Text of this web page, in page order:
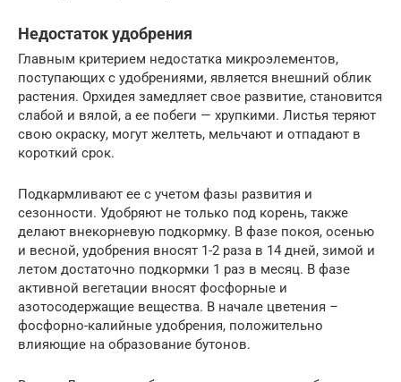
Недостаток удобрения
Главным критерием недостатка микроэлементов,
поступающих с удобрениями, является внешний облик
растения. Орхидея замедляет свое развитие, становится
слабой и вялой, а ее побеги — хрупкими. Листья теряют
свою окраску, могут желтеть, мельчают и отпадают в
короткий срок.
Подкармливают ее с учетом фазы развития и
сезонности. Удобряют не только под корень, также
делают внекорневую подкормку. В фазе покоя, осенью
и весной, удобрения вносят 1-2 раза в 14 дней, зимой и
летом достаточно подкормки 1 раз в месяц. В фазе
активной вегетации вносят фосфорные и
азотосодержащие вещества. В начале цветения –
фосфорно-калийные удобрения, положительно
влияющие на образование бутонов.